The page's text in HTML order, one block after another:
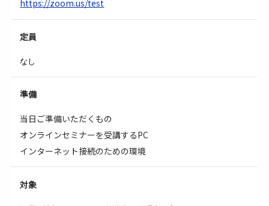
https://zoom.us/test
定員
なし
準備
当日ご準備いただくもの
オンラインセミナーを受講するPC
インターネット接続のための環境
対象